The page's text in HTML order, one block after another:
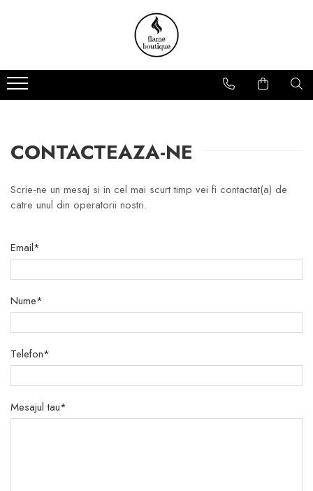
Arome
Florale
Fructate
Lemnoase
De sezon
Colectii Lumanari
Ambra
Cadou
Zodii
CONTACTEAZA-NE
Scrie-ne un mesaj si in cel mai scurt timp vei fi contactat(a) de
catre unul din operatorii nostri.
Email*
Nume*
Telefon*
Mesajul tau*